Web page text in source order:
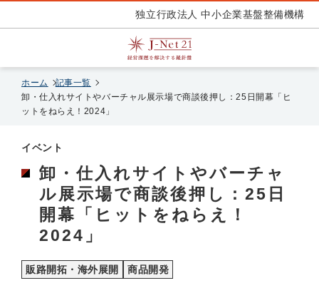
独立行政法人 中小企業基盤整備機構
ホーム
記事一覧
卸・仕入れサイトやバーチャル展示場で商談後押し：25日開幕「ヒ
ットをねらえ！2024」
イベント
卸・仕入れサイトやバーチャ
ル展示場で商談後押し：25日
開幕「ヒットをねらえ！
2024」
販路開拓・海外展開 商品開発